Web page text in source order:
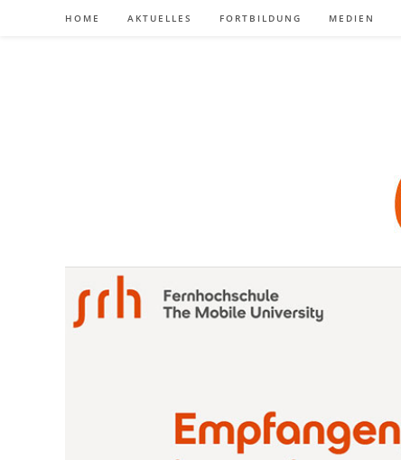
HOME AKTUELLES FORTBILDUNG MEDIEN